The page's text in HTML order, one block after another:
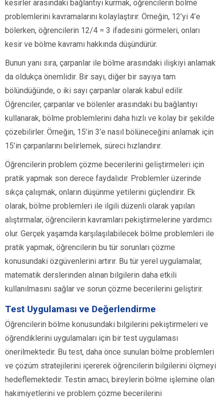
kesirler arasındaki bağlantıyı kurmak, öğrencilerin bölme
problemlerini kavramalarını kolaylaştırır. Örneğin, 12’yi 4’e
bölerken, öğrencilerin 12/4 = 3 ifadesini görmeleri, onları
kesir ve bölme kavramı hakkında düşündürür.
Bunun yanı sıra, çarpanlar ile bölme arasındaki ilişkiyi anlamak
da oldukça önemlidir. Bir sayı, diğer bir sayıya tam
bölündüğünde, o iki sayı çarpanlar olarak kabul edilir.
Öğrenciler, çarpanlar ve bölenler arasındaki bu bağlantıyı
kullanarak, bölme problemlerini daha hızlı ve kolay bir şekilde
çözebilirler. Örneğin, 15’in 3’e nasıl bölüneceğini anlamak için
15’in çarpanlarını belirlemek, süreci hızlandırır.
Öğrencilerin problem çözme becerilerini geliştirmeleri için
pratik yapmak son derece faydalıdır. Problemler üzerinde
sıkça çalışmak, onların düşünme yetilerini güçlendirir. Ek
olarak, bölme problemleri ile ilgili düzenli olarak yapılan
alıştırmalar, öğrencilerin kavramları pekiştirmelerine yardımcı
olur. Gerçek yaşamda karşılaşılabilecek bölme problemleri ile
pratik yapmak, öğrencilerin bu tür sorunları çözme
konusundaki özgüvenlerini artırır. Bu tür yerel uygulamalar,
matematik derslerinden alınan bilgilerin daha etkili
kullanılmasını sağlar ve sorun çözme becerilerini geliştirir.
Test Uygulaması ve Değerlendirme
Öğrencilerin bölme konusundaki bilgilerini pekiştirmeleri ve
öğrendiklerini uygulamaları için bir test uygulaması
önerilmektedir. Bu test, daha önce sunulan bölme problemleri
ve çözüm stratejilerini içererek öğrencilerin bilgilerini ölçmeyi
hedeflemektedir. Testin amacı, bireylerin bölme işlemine olan
hakimiyetlerini ve problem çözme becerilerini